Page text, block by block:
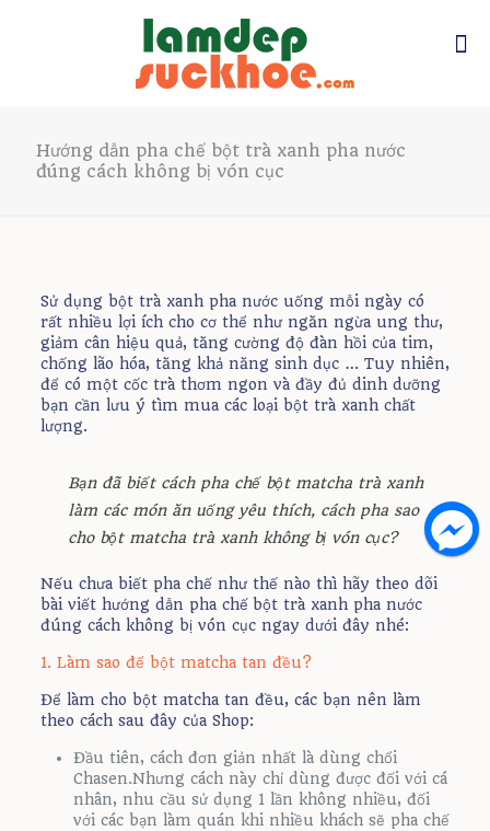
Hướng dẫn pha chế bột trà xanh pha nước
đúng cách không bị vón cục
Sử dụng bột trà xanh pha nước uống mỗi ngày có
rất nhiều lợi ích cho cơ thể như ngăn ngừa ung thư,
giảm cân hiệu quả, tăng cường độ đàn hồi của tim,
chống lão hóa, tăng khả năng sinh dục … Tuy nhiên,
để có một cốc trà thơm ngon và đầy đủ dinh dưỡng
bạn cần lưu ý tìm mua các loại bột trà xanh chất
lượng.
Bạn đã biết cách pha chế bột matcha trà xanh
làm các món ăn uống yêu thích, cách pha sao
cho bột matcha trà xanh không bị vón cục?
Nếu chưa biết pha chế như thế nào thì hãy theo dõi
bài viết hướng dẫn pha chế bột trà xanh pha nước
đúng cách không bị vón cục ngay dưới đây nhé:
1. Làm sao để bột matcha tan đều?
Để làm cho bột matcha tan đều, các bạn nên làm
theo cách sau đây của Shop:
Đầu tiên, cách đơn giản nhất là dùng chổi
Chasen.Nhưng cách này chỉ dùng được đối với cá
nhân, nhu cầu sử dụng 1 lần không nhiều, đối
với các bạn làm quán khi nhiều khách sẽ pha chế